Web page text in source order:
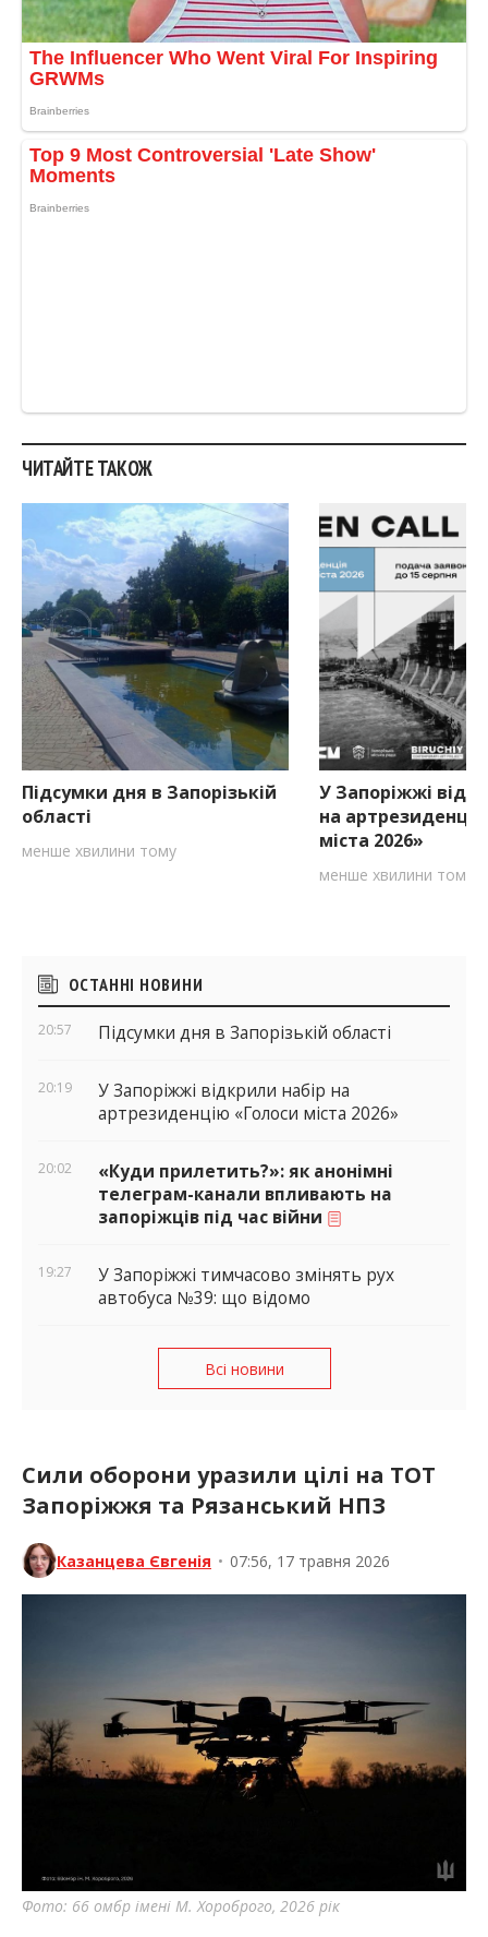
ЧИТАЙТЕ ТАКОЖ
Підсумки дня в Запорізькій
області
менше хвилини тому
У Запоріжжі
на
міста 2026»
менше хвилини тому
Бічні
віджети
ОСТАННІ НОВИНИ
20:57 Підсумки дня в Запорізькій області
20:19
У Запоріжжі відкрили набір на
артрезиденцію «Голоси міста 2026»
20:02
«Куди прилетить?»: як анонімні
телеграм-канали впливають на
запоріжців під час війни
19:27
У Запоріжжі тимчасово змінять рух
автобуса №39: що відомо
Всі новини
Сили оборони уразили цілі на ТОТ
Запоріжжя та Рязанський НПЗ
Казанцева Євгенія • 07:56, 17 травня 2026
Фото: 66 омбр імені М. Хороброго, 2026 рік